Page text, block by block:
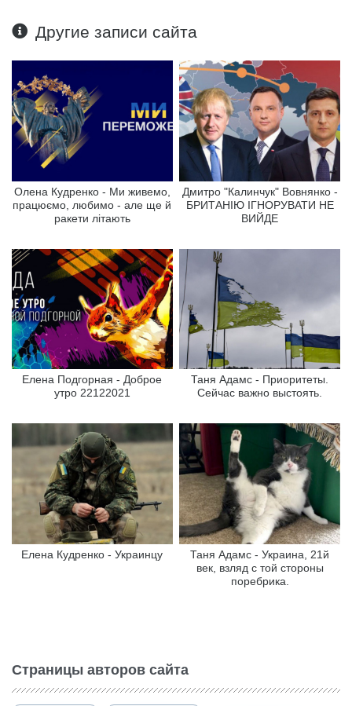
Другие записи сайта
Олена Кудренко - Ми живемо,
працюємо, любимо - але ще й
ракети літають
Дмитро "Калинчук" Вовнянко -
БРИТАНІЮ ІГНОРУВАТИ НЕ
ВИЙДЕ
Елена Подгорная - Доброе
утро 22122021
Таня Адамс - Приоритеты.
Сейчас важно выстоять.
Елена Кудренко - Украинцу
Таня Адамс - Украина, 21й
век, взляд с той стороны
поребрика.
Страницы авторов сайта